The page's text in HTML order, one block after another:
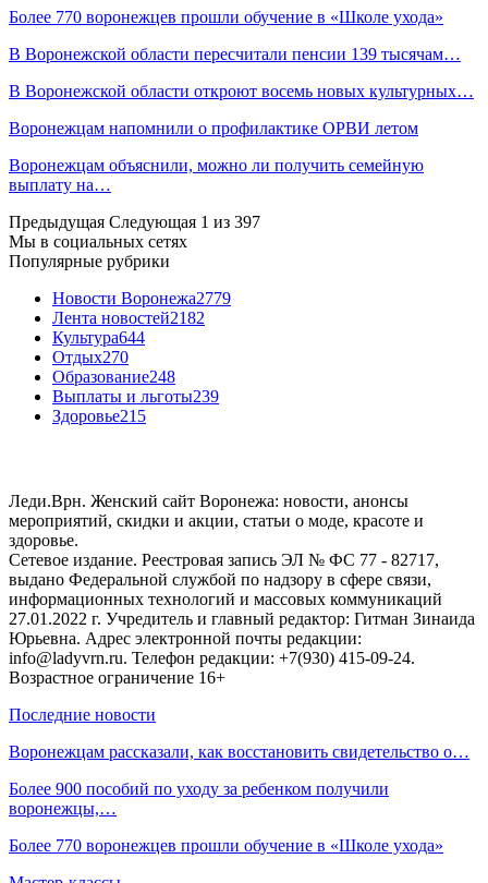
Более 770 воронежцев прошли обучение в «Школе ухода»
В Воронежской области пересчитали пенсии 139 тысячам…
В Воронежской области откроют восемь новых культурных…
Воронежцам напомнили о профилактике ОРВИ летом
Воронежцам объяснили, можно ли получить семейную
выплату на…
Предыдущая Следующая 1 из 397
Мы в социальных сетях
Популярные рубрики
Новости Воронежа2779
Лента новостей2182
Культура644
Отдых270
Образование248
Выплаты и льготы239
Здоровье215
Леди.Врн. Женский сайт Воронежа: новости, анонсы
мероприятий, скидки и акции, статьи о моде, красоте и
здоровье.
Сетевое издание. Реестровая запись ЭЛ № ФС 77 - 82717,
выдано Федеральной службой по надзору в сфере связи,
информационных технологий и массовых коммуникаций
27.01.2022 г. Учредитель и главный редактор: Гитман Зинаида
Юрьевна. Адрес электронной почты редакции:
info@ladyvrn.ru. Телефон редакции: +7(930) 415-09-24.
Возрастное ограничение 16+
Последние новости
Воронежцам рассказали, как восстановить свидетельство о…
Более 900 пособий по уходу за ребенком получили
воронежцы,…
Более 770 воронежцев прошли обучение в «Школе ухода»